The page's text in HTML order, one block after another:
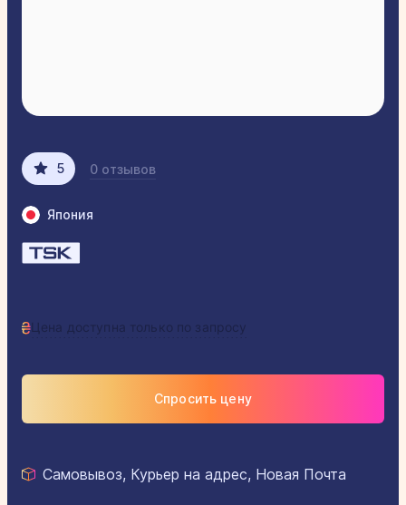
5 0 отзывов
Япония
Цена доступна только по запросу
Спросить цену
Самовывоз, Курьер на адрес, Новая Почта